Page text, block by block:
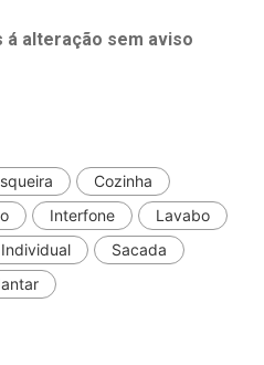
alteração sem aviso
Cozinha
Interfone
Lavabo
Sacada